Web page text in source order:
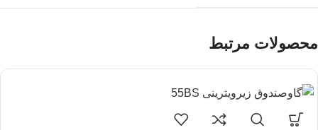
محصولات مرتبط